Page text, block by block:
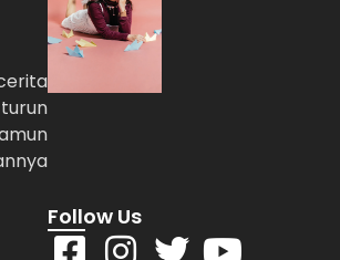
Follow Us